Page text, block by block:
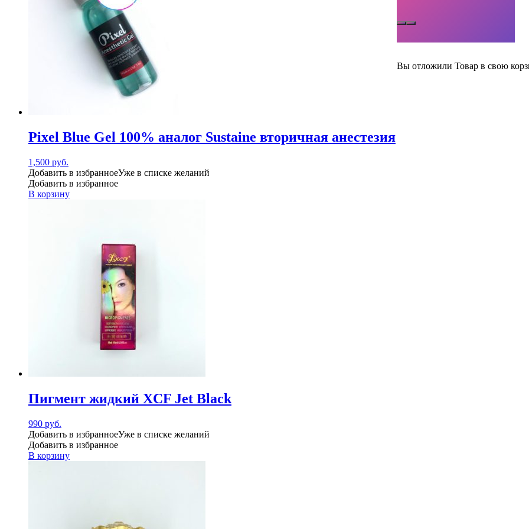
Вы отложили Товар в свою
Pixel Blue Gel 100% аналог Sustaine вторичная анестезия
1,500 руб.
Добавить в избранноеУже в списке желаний
Добавить в избранное
В корзину
Пигмент жидкий XCF Jet Black
990 руб.
Добавить в избранноеУже в списке желаний
Добавить в избранное
В корзину